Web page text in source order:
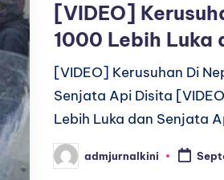
[VIDEO]
1000 Lebih Luka
[VIDEO] Kerusuhan Di
Senjata Api Disita
Lebih Luka dan Senjata
Posted
by
admjurnalkini